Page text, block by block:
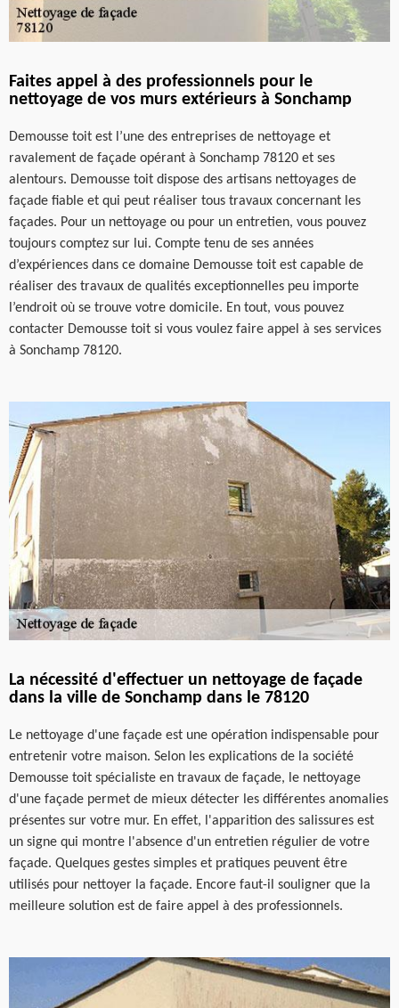
Faites appel à des professionnels pour le
nettoyage de vos murs extérieurs à Sonchamp
Demousse toit est l’une des entreprises de nettoyage et
ravalement de façade opérant à Sonchamp 78120 et ses
alentours. Demousse toit dispose des artisans nettoyages de
façade fiable et qui peut réaliser tous travaux concernant les
façades. Pour un nettoyage ou pour un entretien, vous pouvez
toujours comptez sur lui. Compte tenu de ses années
d’expériences dans ce domaine Demousse toit est capable de
réaliser des travaux de qualités exceptionnelles peu importe
l’endroit où se trouve votre domicile. En tout, vous pouvez
contacter Demousse toit si vous voulez faire appel à ses services
à Sonchamp 78120.
La nécessité d'effectuer un nettoyage de façade
dans la ville de Sonchamp dans le 78120
Le nettoyage d'une façade est une opération indispensable pour
entretenir votre maison. Selon les explications de la société
Demousse toit spécialiste en travaux de façade, le nettoyage
d'une façade permet de mieux détecter les différentes anomalies
présentes sur votre mur. En effet, l'apparition des salissures est
un signe qui montre l'absence d'un entretien régulier de votre
façade. Quelques gestes simples et pratiques peuvent être
utilisés pour nettoyer la façade. Encore faut-il souligner que la
meilleure solution est de faire appel à des professionnels.